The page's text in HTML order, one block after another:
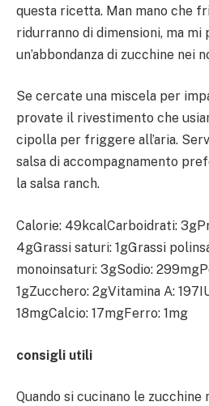
questa ricetta. Man mano che
ridurranno di dimensioni, ma mi
un’abbondanza di zucchine nei
Se cercate una miscela per
provate il rivestimento che
cipolla per friggere all’aria.
salsa di accompagnamento
la salsa ranch.
Calorie: 49kcalCarboidrati:
4gGrassi saturi: 1gGrassi
monoinsaturi: 3gSodio:
1gZucchero: 2gVitamina A:
18mgCalcio: 17mgFerro: 1mg
consigli utili
Quando si cucinano le